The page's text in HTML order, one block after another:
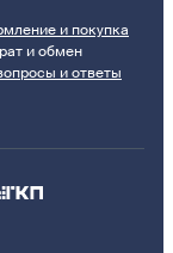
и покупка
и обмен
и ответы